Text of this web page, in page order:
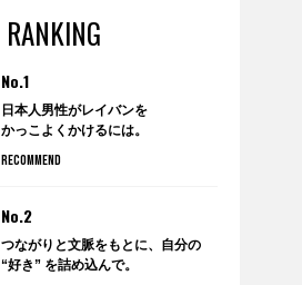
RANKING
No.1
日本人男性がレイバンを
かっこよくかけるには。
RECOMMEND
No.2
つながりと文脈をもとに、自分の
“好き” を詰め込んで。